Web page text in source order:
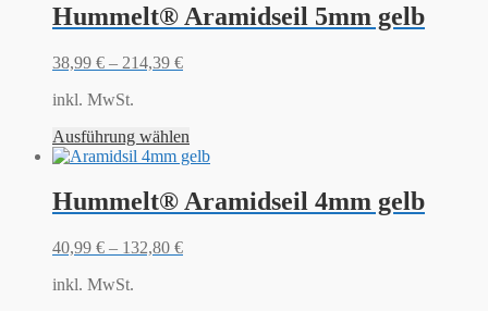
Hummelt® Aramidseil 5mm gelb
38,99 € – 214,39 €
inkl. MwSt.
Ausführung wählen
Hummelt® Aramidseil 4mm gelb
40,99 € – 132,80 €
inkl. MwSt.